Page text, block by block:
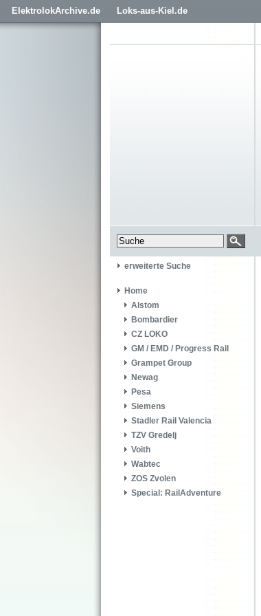
ElektrolokArchive.de Loks-aus-Kiel.de
erweiterte Suche
Home
Alstom
Bombardier
CZ LOKO
GM / EMD / Progress Rail
Grampet Group
Newag
Pesa
Siemens
Stadler Rail Valencia
TZV Gredelj
Voith
Wabtec
ZOS Zvolen
Special: RailAdventure